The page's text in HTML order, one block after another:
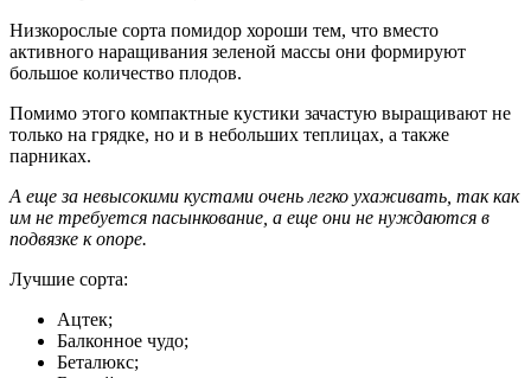
Низкорослые сорта помидор хороши тем, что вместо
активного наращивания зеленой массы они формируют
большое количество плодов.
Помимо этого компактные кустики зачастую выращивают не
только на грядке, но и в небольших теплицах, а также
парниках.
А еще за невысокими кустами очень легко ухаживать, так как
им не требуется пасынкование, а еще они не нуждаются в
подвязке к опоре.
Лучшие сорта:
Ацтек;
Балконное чудо;
Беталюкс;